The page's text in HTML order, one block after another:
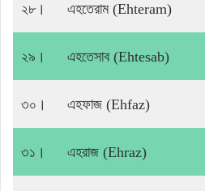
২৮। এহতেরাম (Ehteram)
২৯। এহতেসাব (Ehtesab)
৩০। এহফাজ (Ehfaz)
৩১। এহরাজ (Ehraz)